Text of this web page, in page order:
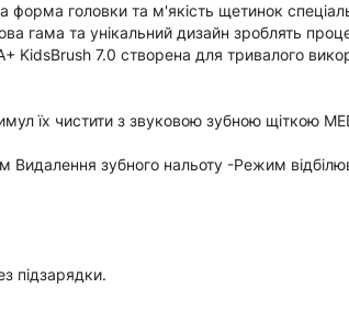
головки та м'якість щетинок
гама та унікальний дизайн зроблять
KidsBrush 7.0 створена для тривалого
їх чистити з звуковою зубною щіткою
Видалення зубного нальоту -Режим
підзарядки.